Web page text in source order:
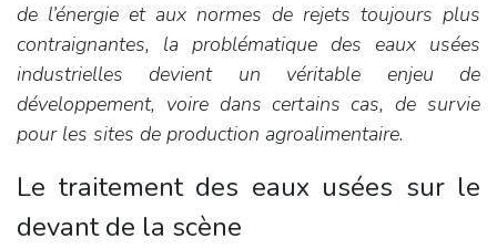
de l’énergie et aux normes de rejets toujours plus
contraignantes, la problématique des eaux usées
industrielles devient un véritable enjeu de
développement, voire dans certains cas, de survie
pour les sites de production agroalimentaire.
Le traitement des eaux usées sur le
devant de la scène